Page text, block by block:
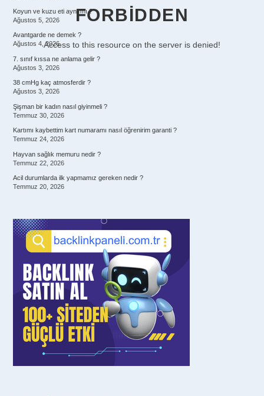
Koyun ve kuzu eti aynı mı ?
Ağustos 5, 2026
Avantgarde ne demek ?
Ağustos 4, 2026
7. sınıf kıssa ne anlama gelir ?
Ağustos 3, 2026
38 cmHg kaç atmosferdir ?
Ağustos 3, 2026
Şişman bir kadın nasıl giyinmeli ?
Temmuz 30, 2026
Kartımı kaybettim kart numaramı nasıl öğrenirim garanti ?
Temmuz 24, 2026
Hayvan sağlık memuru nedir ?
Temmuz 22, 2026
Acil durumlarda ilk yapmamız gereken nedir ?
Temmuz 20, 2026
FORBIDDEN
Access to this resource on the server is denied!